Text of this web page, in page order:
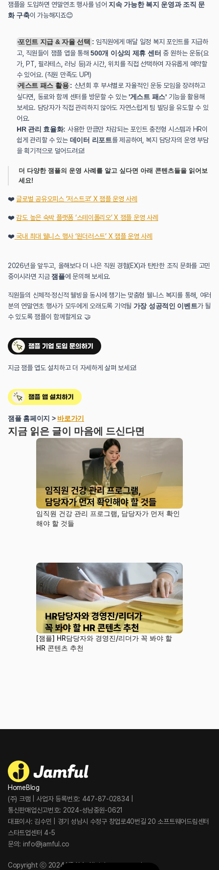
잼플을 도입하면 연말연초 행사를 넘어 지속 가능한 복지 운영과 조직 문
화 구축이 가능해지죠😊
포인트 지급 & 자율 선택 : 임직원에게 매달 일정 복지 포인트를 지급하
고, 직원들이 잼플 앱을 통해 500개 이상의 제휴 센터 중 원하는 운동(요
가, PT, 필라테스, 러닝 등)과 시간, 위치를 직접 선택하여 자유롭게 예약할
수 있어요. (직원 만족도 UP!)
게스트 패스 활용 : 신년회 후 부서별로 자율적인 운동 모임을 장려하고
싶다면, 동료와 함께 센터를 방문할 수 있는 '게스트 패스' 기능을 활용해
보세요. 담당자가 직접 관리하지 않아도 자연스럽게 팀 빌딩을 유도할 수 있
어요.
HR 관리 효율화: 사용한 만큼만 차감되는 포인트 충전형 시스템과 HR이
쉽게 관리할 수 있는 데이터 리포트를 제공하여, 복지 담당자의 운영 부담
을 획기적으로 덜어드려요!
더 다양한 잼플의 운영 사례를 알고 싶다면 아래 콘텐츠들을 읽어보
세요!
❤️ 글로벌 공유오피스 ‘저스트코’ X 잼플 운영 사례
❤️ 감도 높은 숙박 플랫폼 ‘스테이폴리오’ X 잼플 운영 사례
❤️ 국내 최대 웰니스 행사 ‘원더러스트’ X 잼플 운영 사례
2026년을 앞두고, 올해보다 더 나은 직원 경험(EX)과 탄탄한 조직 문화를 고민
중이시라면 지금 잼플에 문의해 보세요.
직원들의 신체적·정신적 웰빙을 동시에 챙기는 맞춤형 웰니스 복지를 통해, 여러
분의 연말연초 행사가 모두에게 오래도록 기억될 가장 성공적인 이벤트가 될
수 있도록 잼플이 함께할게요 🤝
지금 잼플 앱도 설치하고 더 자세하게 살펴 보세요!
잼플 홈페이지 > 바로가기
지금 읽은 글이 마음에 드신다면
임직원 건강 관리 프로그램, 담당자가 먼저 확인
해야 할 것들
[잼플] HR담당자와 경영진/리더가 꼭 봐야 할
HR 콘텐츠 추천
HomeBlog
(주) 크램 | 사업자 등록번호: 447-87-02834 |
통신판매업신고번호: 2024-성남중원-0621
대표이사: 김수민 | 경기 성남시 수정구 창업로40번길 20 소프트웨어드림센터
스타트업센터 4-5
문의: info@jamful.co
Copyright ⓒ 2024 KRAM, All rights reserved.